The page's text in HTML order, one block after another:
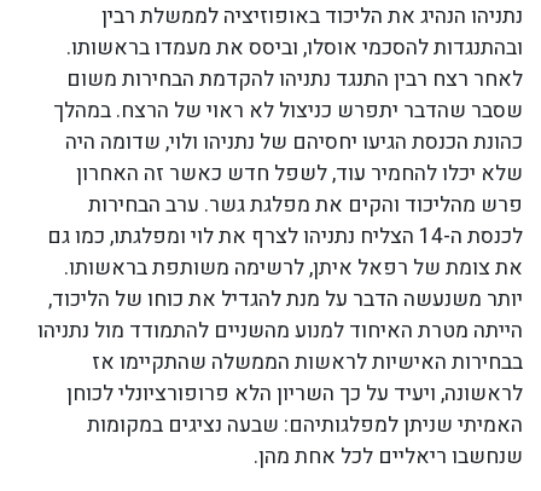
נתניהו הנהיג את הליכוד באופוזיציה לממשלת רבין
ובהתנגדות להסכמי אוסלו, וביסס את מעמדו בראשותו.
לאחר רצח רבין התנגד נתניהו להקדמת הבחירות משום
שסבר שהדבר יתפרש כניצול לא ראוי של הרצח. במהלך
כהונת הכנסת הגיעו יחסיהם של נתניהו ולוי, שדומה היה
שלא יכלו להחמיר עוד, לשפל חדש כאשר זה האחרון
פרש מהליכוד והקים את מפלגת גשר. ערב הבחירות
לכנסת ה-14 הצליח נתניהו לצרף את לוי ומפלגתו, כמו גם
את צומת של רפאל איתן, לרשימה משותפת בראשותו.
יותר משנעשה הדבר על מנת להגדיל את כוחו של הליכוד,
הייתה מטרת האיחוד למנוע מהשניים להתמודד מול נתניהו
בבחירות האישיות לראשות הממשלה שהתקיימו אז
לראשונה, ויעיד על כך השריון הלא פרופורציונלי לכוחן
האמיתי שניתן למפלגותיהם: שבעה נציגים במקומות
שנחשבו ריאליים לכל אחת מהן.